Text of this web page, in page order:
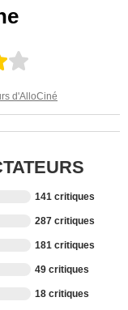
d'AlloCiné
141 critiques
287 critiques
181 critiques
49 critiques
18 critiques